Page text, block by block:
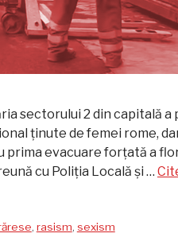
sectorului 2 din capitală
ținute de femei rome,
prima evacuare forțată a
cu Poliția Locală și …
, rasism, sexism